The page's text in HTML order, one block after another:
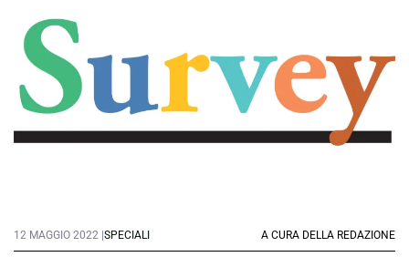
12 MAGGIO 2022 | SPECIALI A CURA DELLA REDAZIONE